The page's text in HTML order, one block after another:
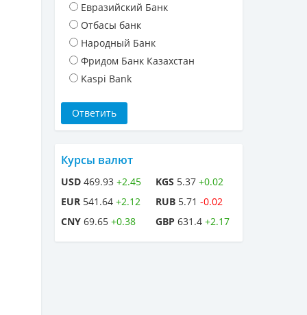
Евразийский Банк
Отбасы банк
Народный Банк
Фридом Банк Казахстан
Kaspi Bank
Курсы валют
USD 469.93 +2.45
EUR 541.64 +2.12
CNY 69.65 +0.38
KGS 5.37 +0.02
RUB 5.71 -0.02
GBP 631.4 +2.17